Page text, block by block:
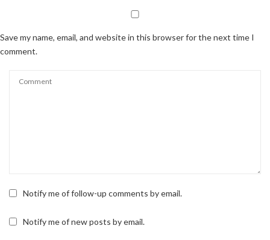
Save my name, email, and website in this browser for the next time I
comment.
Notify me of follow-up comments by email.
Notify me of new posts by email.